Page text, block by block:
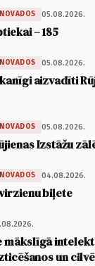
05.08.2026.
– 185
05.08.2026.
aizvadīti
05.08.2026.
Izstāžu
04.08.2026.
biļete
mākslīgā
un